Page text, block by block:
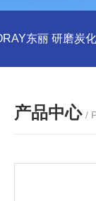
东丽 研磨炭
产品中心 /